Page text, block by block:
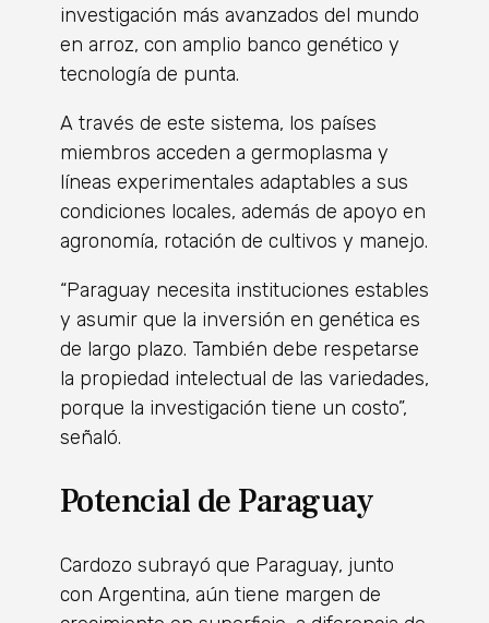
investigación más avanzados del mundo
en arroz, con amplio banco genético y
tecnología de punta.
A través de este sistema, los países
miembros acceden a germoplasma y
líneas experimentales adaptables a sus
condiciones locales, además de apoyo en
agronomía, rotación de cultivos y manejo.
“Paraguay necesita instituciones estables
y asumir que la inversión en genética es
de largo plazo. También debe respetarse
la propiedad intelectual de las variedades,
porque la investigación tiene un costo”,
señaló.
Potencial de Paraguay
Cardozo subrayó que Paraguay, junto
con Argentina, aún tiene margen de